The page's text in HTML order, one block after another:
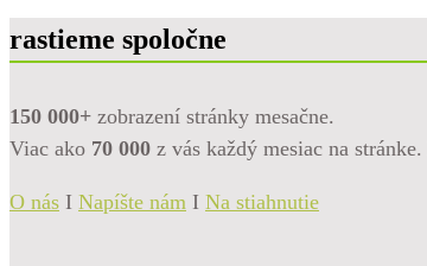
rastieme spoločne
150 000+ zobrazení stránky mesačne.
Viac ako 70 000 z vás každý mesiac na stránke.
O nás I Napíšte nám I Na stiahnutie